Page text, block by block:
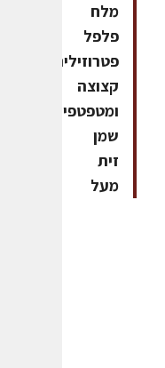
מלח
פלפל
פטרוזיליה
קצוצה
ומטפטפים
שמן
זית
מעל